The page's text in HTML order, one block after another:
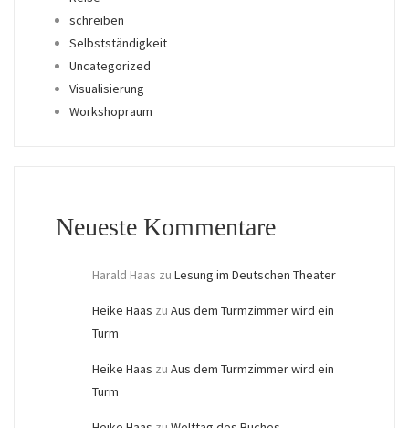
schreiben
Selbstständigkeit
Uncategorized
Visualisierung
Workshopraum
Neueste Kommentare
Harald Haas zu Lesung im Deutschen Theater
Heike Haas zu Aus dem Turmzimmer wird ein
Turm
Heike Haas zu Aus dem Turmzimmer wird ein
Turm